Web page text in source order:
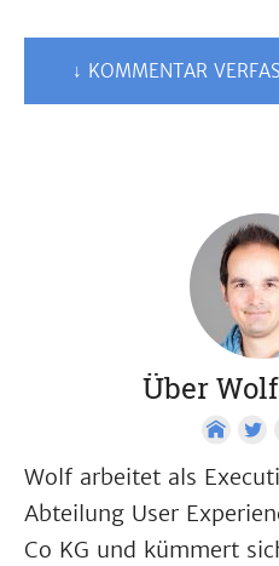
↓ KOMMENTAR
Über
Wolf arbeitet als
Abteilung User
Co KG und kümmert